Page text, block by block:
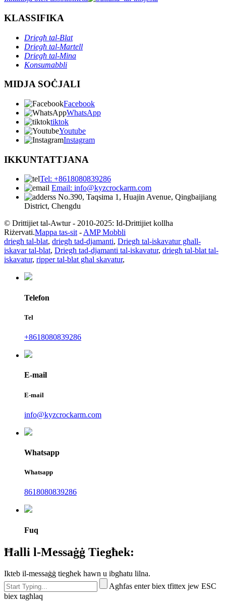
KLASSIFIKA
Driegħ tal-Blat
Driegħ tal-Martell
Driegħ tal-Mina
Konsumabbli
MIDJA SOĊJALI
Facebook
WhatsApp
tiktok
Youtube
Instagram
IKKUNTATTJANA
Tel: +8618080839286
Email: info@kyzcrockarm.com
No.390, Taqsima 1, Huajin Avenue, Qingbaijiang
District, Chengdu
© Drittijiet tal-Awtur - 2010-2025: Id-Drittijiet kollha
Riżervati.Mappa tas-sit-AMP Mobbli
driegħ tal-blat, driegħ tad-djamanti, Driegħ tal-iskavatur għall-
iskavar tal-blat, Driegħ tad-djamanti tal-iskavatur, driegħ tal-blat tal-
iskavatur, ripper tal-blat għal skavatur,
Telefon
Tel
+8618080839286
E-mail
E-mail
info@kyzcrockarm.com
Whatsapp
Whatsapp
8618080839286
Fuq
Ħalli l-Messaġġ Tiegħek:
Ikteb il-messaġġ tiegħek hawn u ibgħatu lilna.
Agħfas enter biex tfittex jew ESC
biex tagħlaq